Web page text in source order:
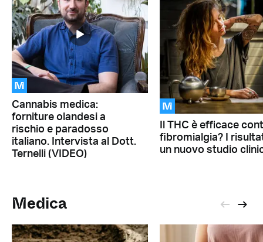
M
Cannabis medica:
forniture olandesi a
rischio e paradosso
italiano. Intervista al Dott.
Ternelli (VIDEO)
M
Il THC è efficace
fibromialgia? I
un nuovo studio
Medica